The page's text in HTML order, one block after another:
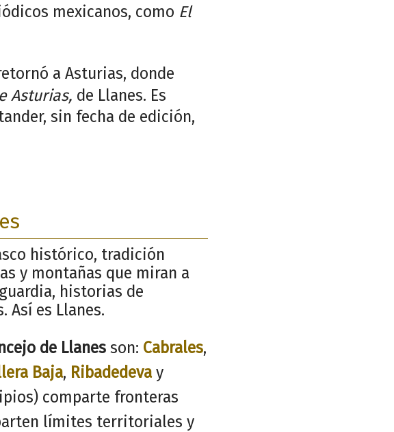
mexicanos, como El
a Asturias, donde
Asturias, de Llanes. Es
sin fecha de edición,
histórico, tradición
y montañas que miran a
historias de
Así es Llanes.
de Llanes son: Cabrales,
Baja, Ribadedevay
comparte fronteras
límites territoriales y